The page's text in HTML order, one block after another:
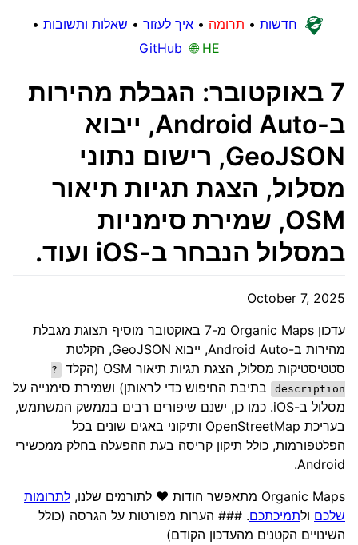
חדשות • תרומה •איך לעזור • שאלות ותשובות •
GitHub 🌐 HE
7 באוקטובר: הגבלת מהירות
ב-Android Auto, ייבוא
GeoJSON, רישום נתוני
מסלול, הצגת תגיות תיאור
OSM, שמירת סימניות
במסלול הנבחר ב-iOS ועוד.
October 7, 2025
עדכון Organic Maps מ-7 באוקטובר מוסיף תצוגת מגבלת
מהירות ב-Android Auto, ייבוא GeoJSON, הקלטת
סטטיסטיקות מסלול, הצגת תגיות תיאור OSM (הקלד
?
description
בתיבת החיפוש כדי לראותן) ושמירת סימנייה על
מסלול ב-iOS. כמו כן, ישנם שיפורים רבים בממשק המשתמש,
בעריכת OpenStreetMap ותיקוני באגים שונים בכל
הפלטפורמות, כולל תיקון קריסה בעת ההפעלה בחלק ממכשירי
Android.
Organic Maps מתאפשר הודות ❤️ לתורמים שלנו,
לתרומות
שלכם ולתמיכתכם. ### הערות מפורטות על הגרסה (כולל
השינויים הקטנים מהעדכון הקודם)